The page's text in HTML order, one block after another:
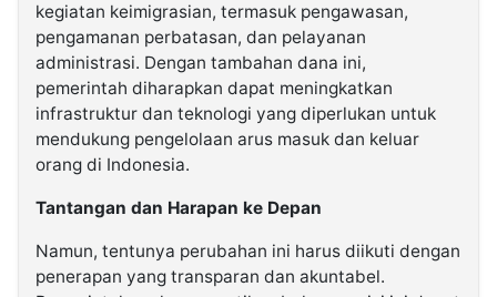
kegiatan keimigrasian, termasuk pengawasan,
pengamanan perbatasan, dan pelayanan
administrasi. Dengan tambahan dana ini,
pemerintah diharapkan dapat meningkatkan
infrastruktur dan teknologi yang diperlukan untuk
mendukung pengelolaan arus masuk dan keluar
orang di Indonesia.
Tantangan dan Harapan ke Depan
Namun, tentunya perubahan ini harus diikuti dengan
penerapan yang transparan dan akuntabel.